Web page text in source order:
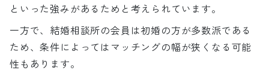
といった強みがあるためと考えられています。
一方で、結婚相談所の会員は初婚の方が多数派である
ため、条件によってはマッチングの幅が狭くなる可能
性もあります。